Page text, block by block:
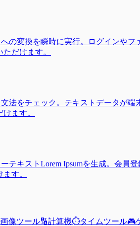
の変換を瞬時に実行。ログインや
だけます。
法をチェック。テキストデータが
ます。
テキストLorem Ipsumを生成。会員
す。
画像ツール🔢計算機⏱️タイムツール🎮